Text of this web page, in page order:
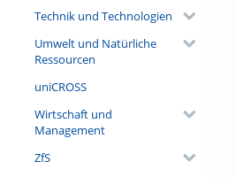
Technik und Technologien
Umwelt und Natürliche
Ressourcen
uniCROSS
Wirtschaft und
Management
ZfS